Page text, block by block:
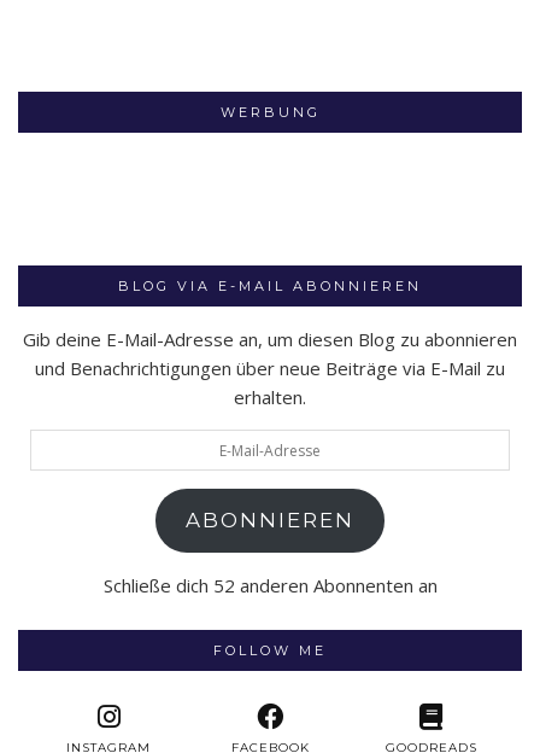
WERBUNG
BLOG VIA E-MAIL ABONNIEREN
Gib deine E-Mail-Adresse an, um diesen Blog zu abonnieren
und Benachrichtigungen über neue Beiträge via E-Mail zu
erhalten.
Mail-
ABONNIEREN
Schließe dich 52 anderen Abonnenten an
FOLLOW ME
INSTAGRAM FACEBOOK GOODREADS